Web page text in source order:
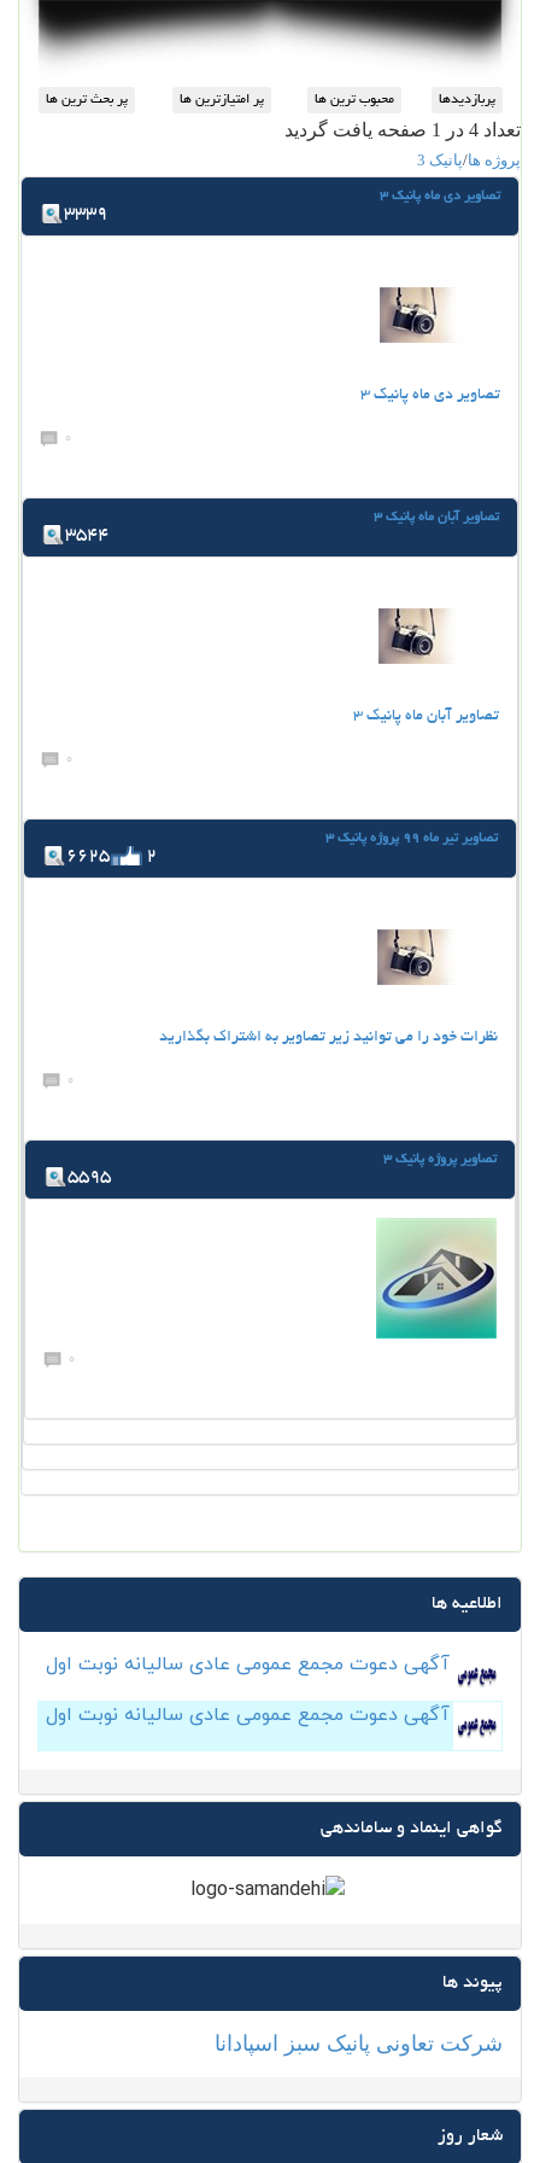
تعداد 4 در 1 صفحه یافت گردید
پروژه ها/پانیک 3
تصاویر دی ماه پانیک 3
3339
تصاویر دی ماه پانیک 3
0
تصاویر آبان ماه پانیک 3
3544
تصاویر آبان ماه پانیک 3
0
تصاویر تیر ماه 99 پروژه پانیک 3
6625 2
نظرات خود را می توانید زیر تصاویر به اشتراک بگذارید
0
تصاویر پروژه پانیک 3
5595
0
اطلاعیه ها
آگهی دعوت مجمع عمومی عادی سالیانه نوبت اول
آگهی دعوت مجمع عمومی عادی سالیانه نوبت اول
گواهی اینماد و ساماندهی
پیوند ها
شرکت تعاونی پانیک سبز اسپادانا
شعار روز